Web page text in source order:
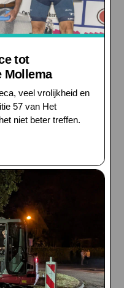
tot
Mollema
veel vrolijkheid en
57 van Het
niet beter treffen.